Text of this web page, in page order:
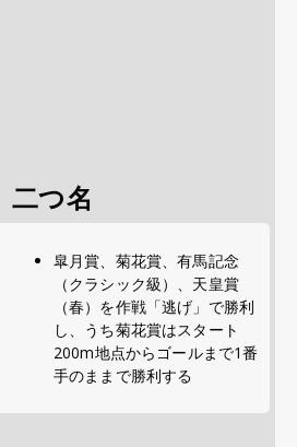
二つ名
皐月賞、菊花賞、有馬記念
（クラシック級）、天皇賞
（春）を作戦「逃げ」で勝利
し、うち菊花賞はスタート
200m地点からゴールまで1番
手のままで勝利する